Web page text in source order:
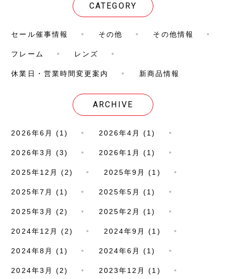
CATEGORY
セール催事情報 その他 その他情報
フレーム レンズ
休業日・営業時間変更案内 新商品情報
ARCHIVE
2026年6月 (1) 2026年4月 (1)
2026年3月 (3) 2026年1月 (1)
2025年12月 (2) 2025年9月 (1)
2025年7月 (1) 2025年5月 (1)
2025年3月 (2) 2025年2月 (1)
2024年12月 (2) 2024年9月 (1)
2024年8月 (1) 2024年6月 (1)
2024年3月 (2) 2023年12月 (1)